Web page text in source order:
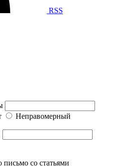
RSS
Неправомерный
письмо со статьями